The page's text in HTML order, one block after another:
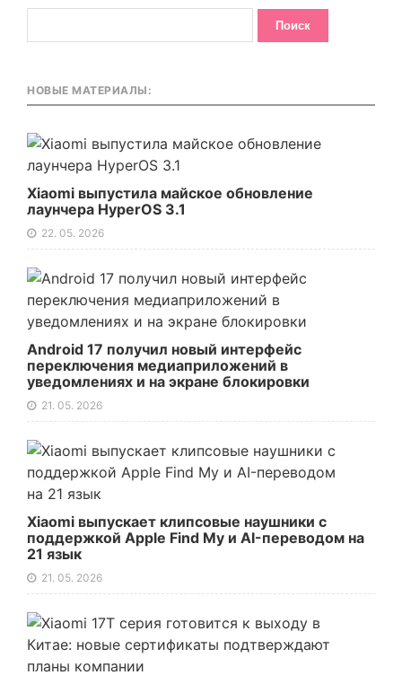
НОВЫЕ МАТЕРИАЛЫ:
Xiaomi выпустила майское обновление
лаунчера HyperOS 3.1
22. 05. 2026
Android 17 получил новый интерфейс
переключения медиаприложений в
уведомлениях и на экране блокировки
21. 05. 2026
Xiaomi выпускает клипсовые наушники с
поддержкой Apple Find My и AI-переводом на
21 язык
21. 05. 2026